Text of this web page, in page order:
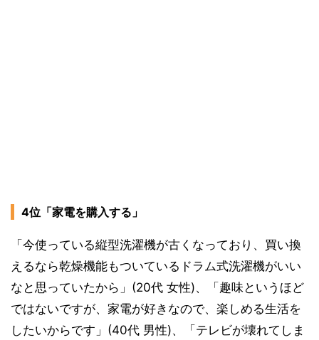
4位「家電を購入する」
「今使っている縦型洗濯機が古くなっており、買い換
えるなら乾燥機能もついているドラム式洗濯機がいい
なと思っていたから」(20代 女性)、「趣味というほど
ではないですが、家電が好きなので、楽しめる生活を
したいからです」(40代 男性)、「テレビが壊れてしま